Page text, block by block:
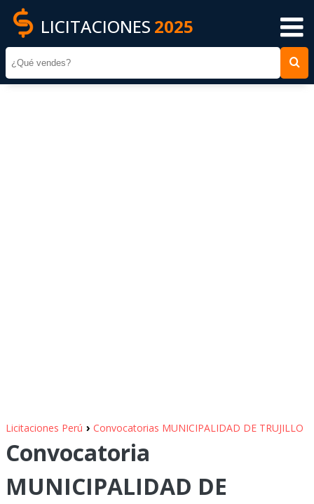
LICITACIONES 2025
Licitaciones Perú › Convocatorias MUNICIPALIDAD DE TRUJILLO
Convocatoria
MUNICIPALIDAD DE